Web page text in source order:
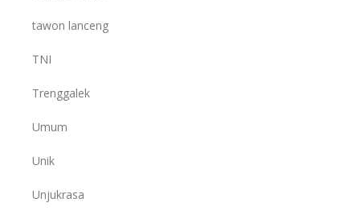
tawon lanceng
TNI
Trenggalek
Umum
Unik
Unjukrasa